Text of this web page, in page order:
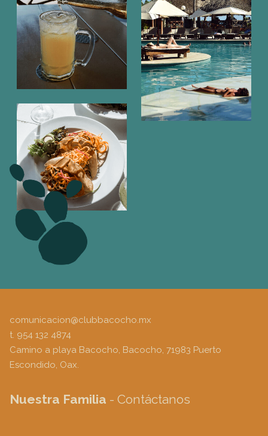
comunicacion@clubbacocho.mx
t. 954 132 4874
Camino a playa Bacocho, Bacocho, 71983 Puerto
Escondido, Oax.
Nuestra Familia - Contáctanos